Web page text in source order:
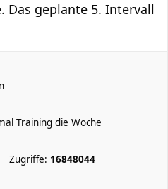
Das geplante 5. Intervall
Training die Woche
Zugriffe: 16848044